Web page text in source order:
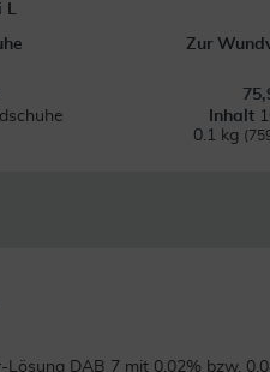
L
Zur
Inhalt
0.1 kg
DAB 7 mit 0,02% bzw.